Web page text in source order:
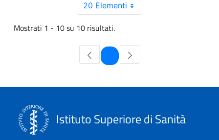
20 Elementi
Mostrati 1 - 10 su 10 risultati.
Pagina
Istituto Superiore di Sanità